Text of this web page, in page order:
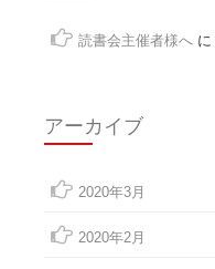
読書会主催者様へ に
アーカイブ
2020年3月
2020年2月